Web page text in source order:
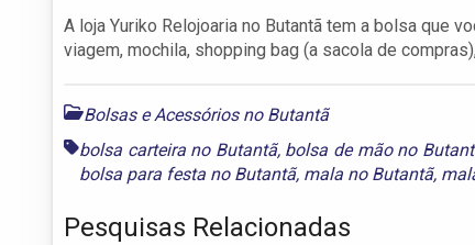
A loja Yuriko Relojoaria no Butantã tem a bolsa que
viagem, mochila, shopping bag (a sacola de
Bolsas e Acessórios no Butantã
bolsa carteira no Butantã, bolsa de mão no
bolsa para festa no Butantã, mala no Butantã,
Pesquisas Relacionadas